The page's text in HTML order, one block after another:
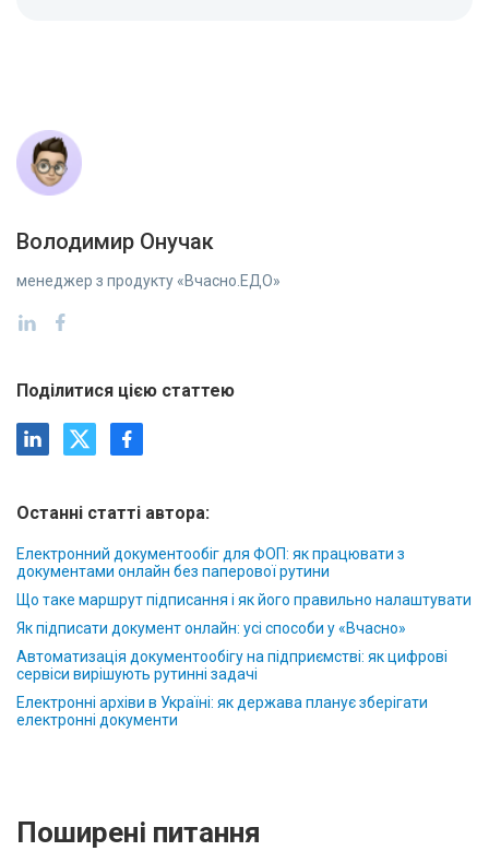
Володимир Онучак
менеджер з продукту «Вчасно.ЕДО»
Поділитися цією статтею
Останні статті автора:
Електронний документообіг для ФОП: як працювати з
документами онлайн без паперової рутини
Що таке маршрут підписання і як його правильно налаштувати
Як підписати документ онлайн: усі способи у «Вчасно»
Автоматизація документообігу на підприємстві: як цифрові
сервіси вирішують рутинні задачі
Електронні архіви в Україні: як держава планує зберігати
електронні документи
Поширені питання